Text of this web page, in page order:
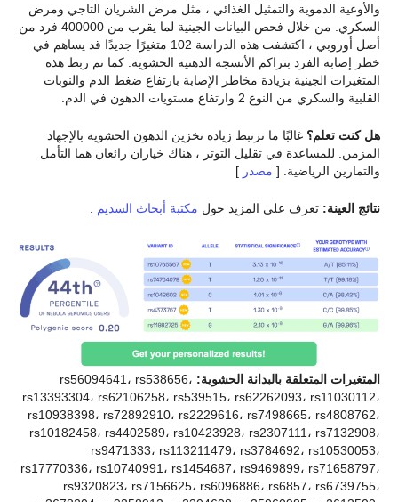
والأوعية الدموية والتمثيل الغذائي ، مثل مرض الشريان التاجي ومرض
السكري. من خلال فحص البيانات الجينية لما يقرب من 400000 فرد من
أصل أوروبي ، اكتشفت هذه الدراسة 102 متغيرًا جديدًا قد يساهم في
خطر إصابة الفرد بتراكم الأنسجة الدهنية الحشوية. كما تم ربط هذه
المتغيرات الجينية بزيادة مخاطر الإصابة بارتفاع ضغط الدم والنوبات
القلبية والسكري من النوع 2 وارتفاع مستويات الدهون في الدم.
هل كنت تعلم؟ غالبًا ما ترتبط زيادة تخزين الدهون الحشوية بالإجهاد
المزمن. للمساعدة في تقليل التوتر ، هناك خياران رائعان هما التأمل
والتمارين الرياضية. [ مصدر ]
نتائج العينة: تعرف على المزيد حول مكتبة أبحاث السديم .
المتغيرات المتعلقة بالبدانة الحشوية: rs56094641، rs538656،
rs13393304، rs62106258، rs539515، rs62262093، rs11030112،
rs10938398، rs72892910، rs2229616، rs7498665، rs4808762،
rs10182458، rs4402589، rs10423928، rs2307111، rs7132908،
rs9471333، rs113211479، rs3784692، rs10530053،
rs17770336، rs10740991، rs1454687، rs9469899، rs71658797،
rs9320823، rs7156625، rs6096886، rs6857، rs6739755،